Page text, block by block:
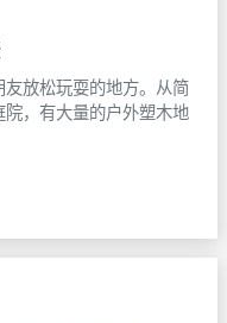
放松玩耍的地方。从简
，有大量的户外塑木地